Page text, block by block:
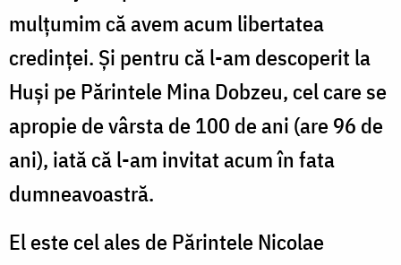
mulțumim că avem acum libertatea
credinței. Și pentru că l-am descoperit la
Huși pe Părintele Mina Dobzeu, cel care se
apropie de vârsta de 100 de ani (are 96 de
ani), iată că l-am invitat acum în fata
dumneavoastră.
El este cel ales de Părintele Nicolae